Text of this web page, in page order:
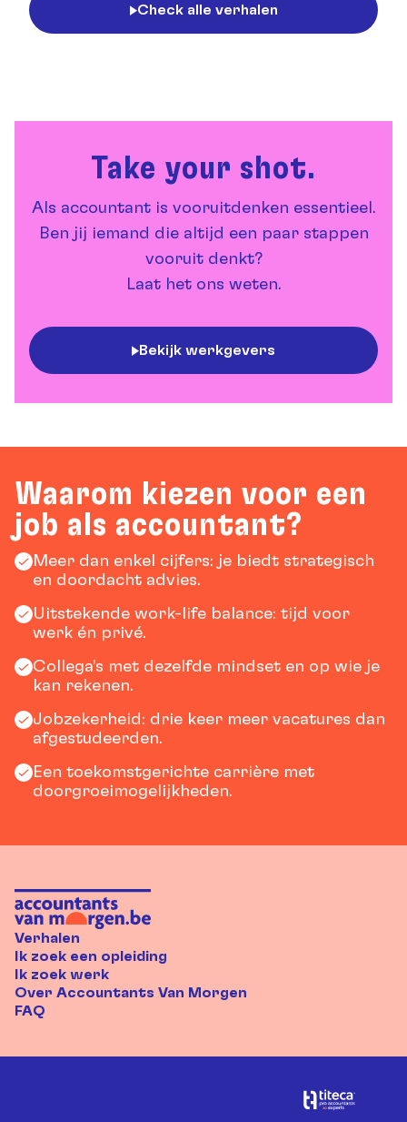
Check alle verhalen
Take your shot.
Als accountant is vooruitdenken essentieel.
Ben jij iemand die altijd een paar stappen
vooruit denkt?
Laat het ons weten.
Bekijk werkgevers
Waarom kiezen voor een
job als accountant?
Meer dan enkel cijfers: je biedt strategisch
en doordacht advies.
Uitstekende work-life balance: tijd voor
werk én privé.
Collega’s met dezelfde mindset en op wie je
kan rekenen.
Jobzekerheid: drie keer meer vacatures dan
afgestudeerden.
Een toekomstgerichte carrière met
doorgroeimogelijkheden.
Verhalen
Ik zoek een opleiding
Ik zoek werk
Over Accountants Van Morgen
FAQ